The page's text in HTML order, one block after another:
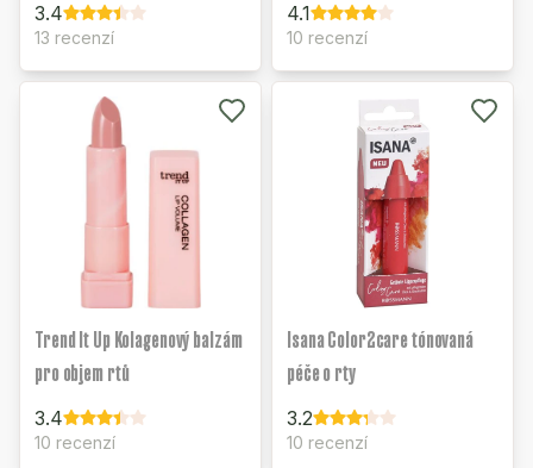
3.4
13 recenzí
4.1
10 recenzí
Trend It Up Kolagenový balzám
pro objem rtů
3.4
10 recenzí
Isana Color2care tónovaná
péče o rty
3.2
10 recenzí